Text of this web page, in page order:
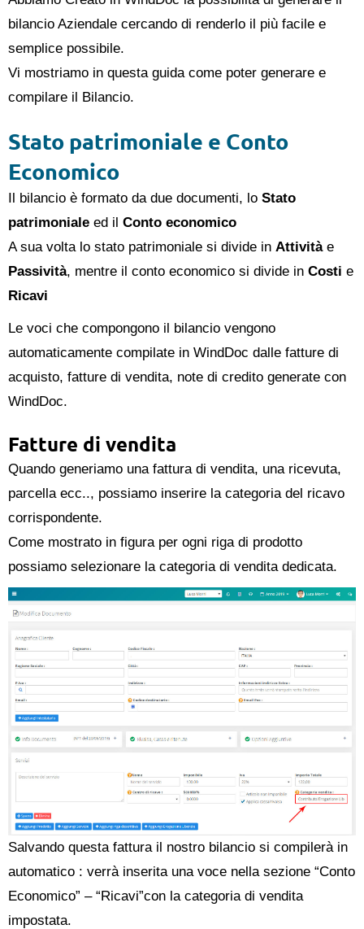
bilancio Aziendale cercando di renderlo il più facile e
semplice possibile.
Vi mostriamo in questa guida come poter generare e
compilare il Bilancio.
Stato patrimoniale e Conto
Economico
Il bilancio è formato da due documenti, lo Stato
patrimoniale ed il Conto economico
A sua volta lo stato patrimoniale si divide in Attivitàe
Passività, mentre il conto economico si divide in Costi e
Ricavi
Le voci che compongono il bilancio vengono
automaticamente compilate in WindDoc dalle fatture di
acquisto, fatture di vendita, note di credito generate con
WindDoc.
Fatture di vendita
Quando generiamo una fattura di vendita, una ricevuta,
parcella ecc.., possiamo inserire la categoria del ricavo
corrispondente.
Come mostrato in figura per ogni riga di prodotto
possiamo selezionare la categoria di vendita dedicata.
Salvando questa fattura il nostro bilancio si compilerà in
automatico : verrà inserita una voce nella sezione “Conto
Economico” – “Ricavi”con la categoria di vendita
impostata.